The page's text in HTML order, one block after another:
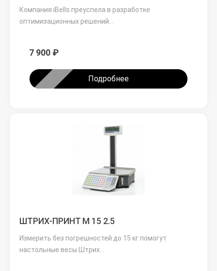
Компания iBells преуспела в разработке
оптимизационных решений…
7 900 ₽
Подробнее
ШТРИХ-ПРИНТ M 15 2.5
Измерить без погрешностей до 15 кг помогут
настольные весы Штрих…